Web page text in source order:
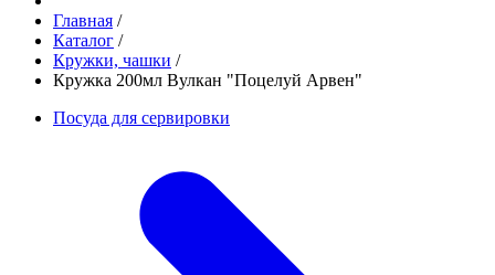
Главная /
Каталог /
Кружки, чашки /
Кружка 200мл Вулкан "Поцелуй Арвен"
Посуда для сервировки